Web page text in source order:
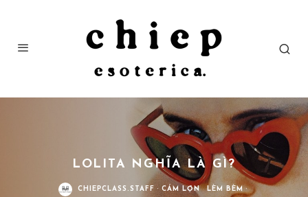
LOLITA NGHĨA LÀ GÌ?
CHIEPCLASS.STAFF · CÁM LỢN LÈM BÈM ·